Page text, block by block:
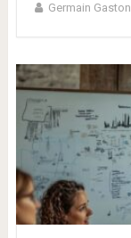
Germain Gaston